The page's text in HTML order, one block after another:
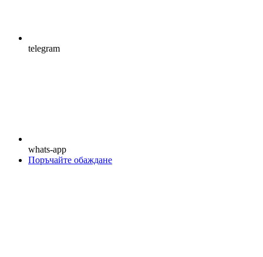
telegram
whats-app
Поръчайте обаждане